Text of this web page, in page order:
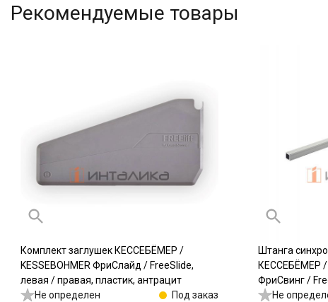
Рекомендуемые товары
Комплект заглушек КЕССЕБЁМЕР /
KESSEBOHMER ФриСлайд / FreeSlide,
левая / правая, пластик, антрацит
Не определен
Под заказ
Штанга
КЕССЕБЁМЕР /
ФриСвинг /
FreeSlide,
Не